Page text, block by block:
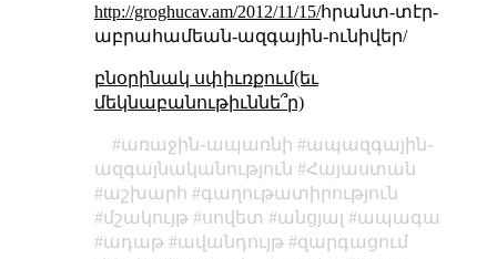
http://groghucav.am/2012/11/15/հրանտ-տէր-
աբրահամեան-ազգային-ունիվեր/
բնօրինակ սփիւռքում(եւ
մեկնաբանութիւննե՞ր)
առաջին֊ապառնի
ապազգային֊
ազգայնականություն
Հայաստան
աշխարհ
գաղութատիրություն
մշակույթ
սովետ անցյալ
ապագա
ադաթ
ավանդույթ
զարգացում